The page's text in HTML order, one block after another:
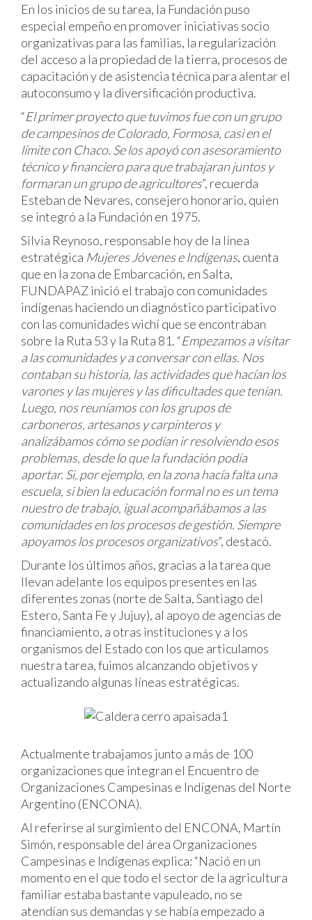
En los inicios de su tarea, la Fundación puso
especial empeño en promover iniciativas socio
organizativas para las familias, la regularización
del acceso a la propiedad de la tierra, procesos de
capacitación y de asistencia técnica para alentar el
autoconsumo y la diversificación productiva.
“El primer proyecto que tuvimos fue con un grupo
de campesinos de Colorado, Formosa, casi en el
límite con Chaco. Se los apoyó con asesoramiento
técnico y financiero para que trabajaran juntos y
formaran un grupo de agricultores”, recuerda
Esteban de Nevares, consejero honorario, quien
se integró a la Fundación en 1975.
Silvia Reynoso, responsable hoy de la línea
estratégica Mujeres Jóvenes e Indígenas, cuenta
que en la zona de Embarcación, en Salta,
FUNDAPAZ inició el trabajo con comunidades
indígenas haciendo un diagnóstico participativo
con las comunidades wichí que se encontraban
sobre la Ruta 53 y la Ruta 81. “Empezamos a visitar
a las comunidades y a conversar con ellas. Nos
contaban su historia, las actividades que hacían los
varones y las mujeres y las dificultades que tenían.
Luego, nos reuníamos con los grupos de
carboneros, artesanos y carpinteros y
analizábamos cómo se podían ir resolviendo esos
problemas, desde lo que la fundación podía
aportar. Si, por ejemplo, en la zona hacía falta una
escuela, si bien la educación formal no es un tema
nuestro de trabajo, igual acompañábamos a las
comunidades en los procesos de gestión. Siempre
apoyamos los procesos organizativos”, destacó.
Durante los últimos años, gracias a la tarea que
llevan adelante los equipos presentes en las
diferentes zonas (norte de Salta, Santiago del
Estero, Santa Fe y Jujuy), al apoyo de agencias de
financiamiento, a otras instituciones y a los
organismos del Estado con los que articulamos
nuestra tarea, fuimos alcanzando objetivos y
actualizando algunas líneas estratégicas.
Actualmente trabajamos junto a más de 100
organizaciones que integran el Encuentro de
Organizaciones Campesinas e Indígenas del Norte
Argentino (ENCONA).
Al referirse al surgimiento del ENCONA, Martín
Simón, responsable del área Organizaciones
Campesinas e Indígenas explica: “Nació en un
momento en el que todo el sector de la agricultura
familiar estaba bastante vapuleado, no se
atendían sus demandas y se había empezado a